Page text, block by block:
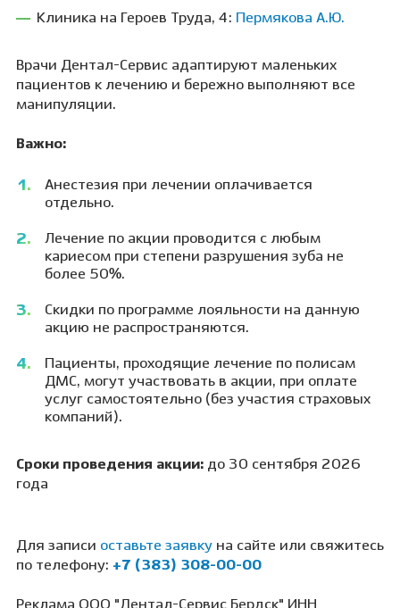
Клиника на Героев Труда, 4: Пермякова А.Ю.
Врачи Дентал-Сервис адаптируют маленьких
пациентов к лечению и бережно выполняют все
манипуляции.
Важно:
Анестезия при лечении оплачивается
отдельно.
Лечение по акции проводится с любым
кариесом при степени разрушения зуба не
более 50%.
Скидки по программе лояльности на данную
акцию не распространяются.
Пациенты, проходящие лечение по полисам
ДМС, могут участвовать в акции, при оплате
услуг самостоятельно (без участия страховых
компаний).
Сроки проведения акции: до 30 сентября 2026
года
Для записи оставьте заявку на сайте или свяжитесь
по телефону: +7 (383) 308-00-00
Реклама ООО "Дентал-Сервис Бердск" ИНН